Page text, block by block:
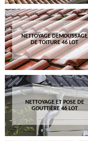
NETTOYAGE DEMOUSSAGE
DE TOITURE 46 LOT
NETTOYAGE ET POSE DE
GOUTTIÈRE 46 LOT